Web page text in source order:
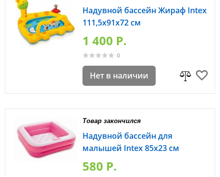
Надувной бассейн Жираф Intex
111,5х91х72 см
1 400 P.
0
Нет в наличии
Товар закончился
Надувной бассейн для
малышей Intex 85х23 см
580 P.